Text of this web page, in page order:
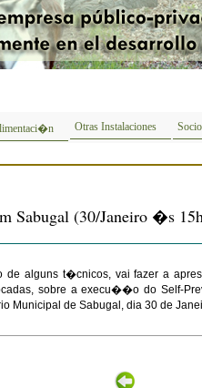
Otras Instalaciones
Sabugal (30/Janeiro �s
de alguns t�cnicos, vai fazer a
sobre a execu��o do Self-
Municipal de Sabugal, dia 30 de